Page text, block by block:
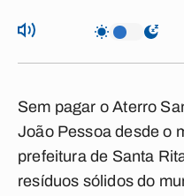
Sem pagar o Aterro
João Pessoa desde o
prefeitura de Santa
resíduos sólidos do